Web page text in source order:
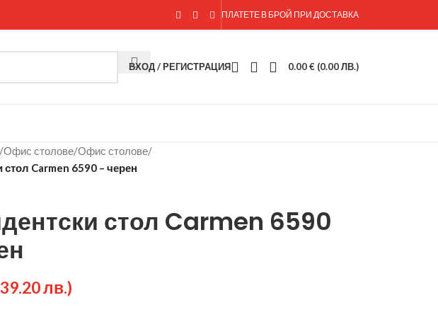
ПЛАТЕТЕ В БРОЙ ПРИ ДОСТАВКА
ВХОД / РЕГИСТРАЦИЯ 0.00€ (0.00 ЛВ.)
/Офис столове/Офис столове/
стол Carmen 6590 – черен
стол Carmen 6590
лв.)